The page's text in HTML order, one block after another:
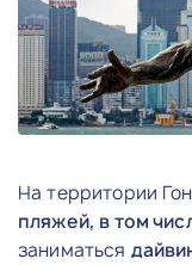
На территории
пляжей, в том
заниматься